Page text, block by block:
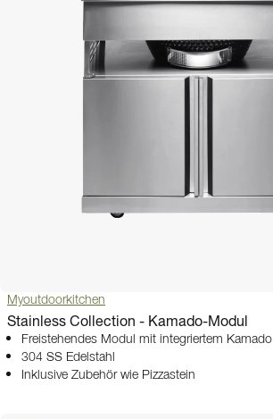
Myoutdoorkitchen
Stainless Collection - Kamado-Modul
Freistehendes Modul mit integriertem Kamado
304 SS Edelstahl
Inklusive Zubehör wie Pizzastein